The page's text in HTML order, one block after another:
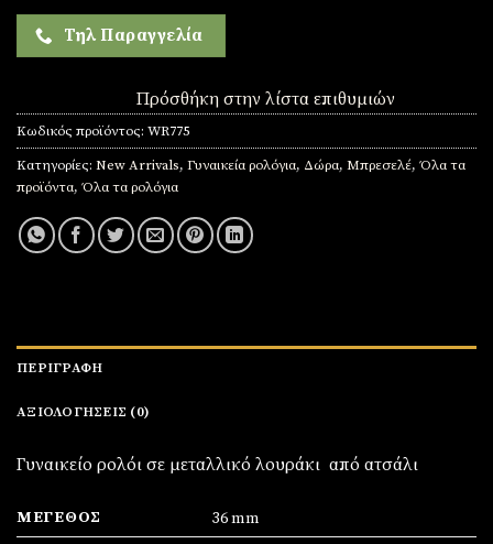
Τηλ Παραγγελία
Πρόσθήκη στην λίστα επιθυμιών
Κωδικός προϊόντος: WR775
Κατηγορίες: New Arrivals, Γυναικεία ρολόγια, Δώρα, Μπρεσελέ, Όλα τα
προϊόντα, Όλα τα ρολόγια
ΠΕΡΙΓΡΑΦΉ
ΑΞΙΟΛΟΓΉΣΕΙΣ (0)
Γυναικείο ρολόι σε μεταλλικό λουράκι από ατσάλι
ΜΈΓΕΘΟΣ
36 mm